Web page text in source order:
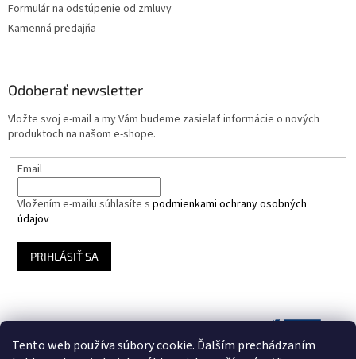
Tento web používa súbory cookie. Ďalším prechádzaním
Formulár na odstúpenie od zmluvy
Kamenná predajňa
Odoberať newsletter
Vložte svoj e-mail a my Vám budeme zasielať informácie o nových
produktoch na našom e-shope.
Email
Vložením e-mailu súhlasíte s podmienkami ochrany osobných
údajov
PRIHLÁSIŤ SA